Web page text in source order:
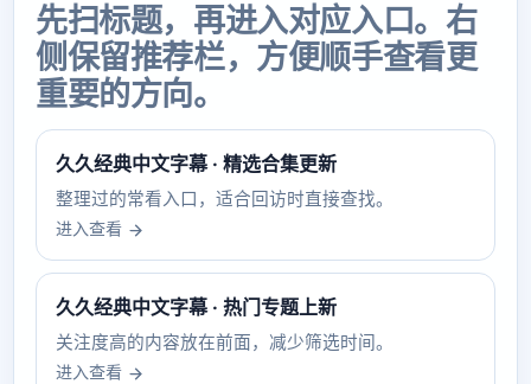
先扫标题，再进入对应入口。右
侧保留推荐栏，方便顺手查看更
重要的方向。
久久经典中文字幕 · 精选合集更新
整理过的常看入口，适合回访时直接查找。
进入查看
久久经典中文字幕 · 热门专题上新
关注度高的内容放在前面，减少筛选时间。
进入查看